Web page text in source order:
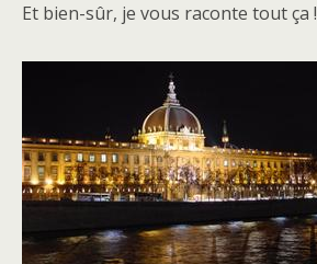
Et bien-sûr, je vous raconte tout ça !